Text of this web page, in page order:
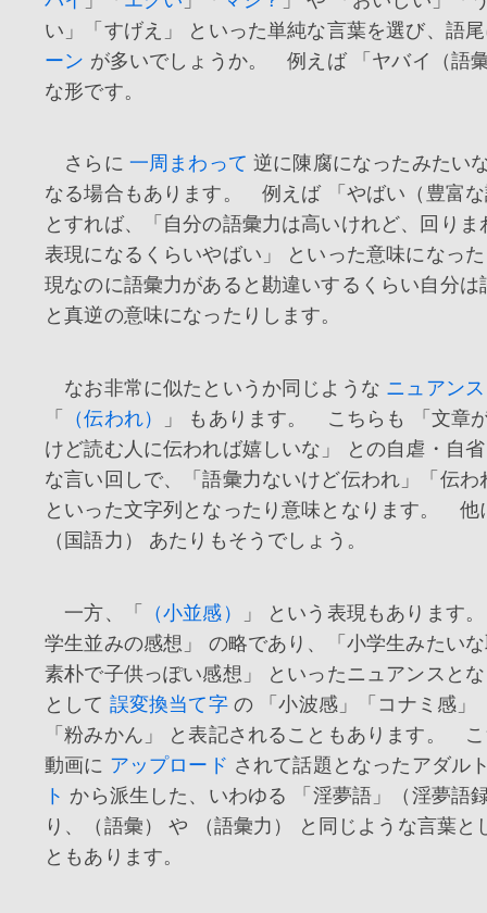
い」「すげえ」 といった単純な言葉を選び、語
ーン が多いでしょうか。 例えば 「ヤバイ（語
な形です。
さらに 一周まわって 逆に陳腐になったみたい
なる場合もあります。 例えば 「やばい（豊富
とすれば、「自分の語彙力は高いけれど、回りま
表現になるくらいやばい」 といった意味になっ
現なのに語彙力があると勘違いするくらい自分は
と真逆の意味になったりします。
なお非常に似たというか同じような ニュアンス
「
（伝われ）
」 もあります。 こちらも 「文章
けど読む人に伝われば嬉しいな」 との自虐・自
な言い回しで、「語彙力ないけど伝われ」「伝わ
といった文字列となったり意味となります。 他
（国語力） あたりもそうでしょう。
一方、「 （小並感）
」 という表現もあります
学生並みの感想」 の略であり、「小学生みたい
素朴で子供っぽい感想」 といったニュアンスと
として 誤変換当て字の 「小波感」「コナミ感」
「粉みかん」 と表記されることもあります。
動画に アップロード されて話題となったアダル
ト から派生した、いわゆる 「淫夢語」（淫夢語
り、（語彙） や （語彙力） と同じような言葉と
ともあります。